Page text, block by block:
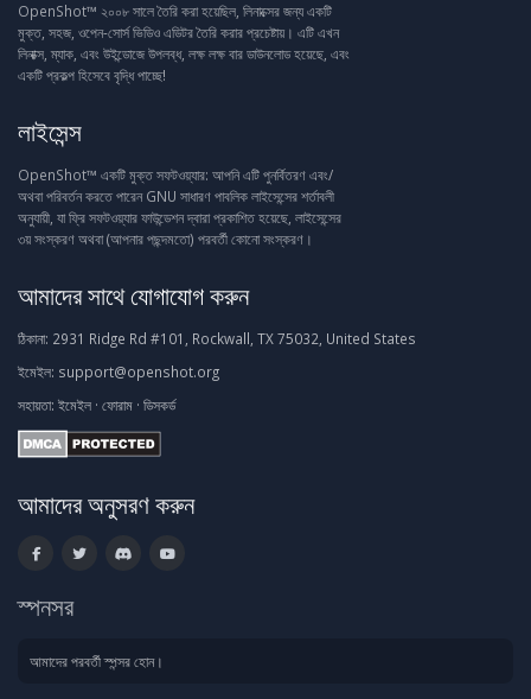
OpenShot™ ২০০৮ সালে তৈরি করা হয়েছিল, লিনাক্সের জন্য একটি
মুক্ত, সহজ, ওপেন-সোর্স ভিডিও এডিটর তৈরি করার প্রচেষ্টায়। এটি এখন
লিনাক্স, ম্যাক, এবং উইন্ডোজে উপলব্ধ, লক্ষ লক্ষ বার ডাউনলোড হয়েছে, এবং
একটি প্রকল্প হিসেবে বৃদ্ধি পাচ্ছে!
লাইসেন্স
OpenShot™ একটি মুক্ত সফটওয়্যার: আপনি এটি পুনর্বিতরণ এবং/
অথবা পরিবর্তন করতে পারেন GNU সাধারণ পাবলিক লাইসেন্সের শর্তাবলী
অনুযায়ী, যা ফ্রি সফটওয়্যার ফাউন্ডেশন দ্বারা প্রকাশিত হয়েছে, লাইসেন্সের
৩য় সংস্করণ অথবা (আপনার পছন্দমতো) পরবর্তী কোনো সংস্করণ।
আমাদের সাথে যোগাযোগ করুন
ঠিকানা: 2931 Ridge Rd #101, Rockwall, TX 75032, United States
ইমেইল: support@openshot.org
সহায়তা: ইমেইল · ফোরাম · ডিসকর্ড
আমাদের অনুসরণ করুন
স্পনসর
আমাদের পরবর্তী স্পন্সর হোন।